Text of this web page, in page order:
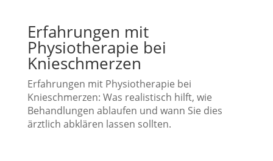
Erfahrungen mit
Physiotherapie bei
Knieschmerzen
Erfahrungen mit Physiotherapie bei
Knieschmerzen: Was realistisch hilft, wie
Behandlungen ablaufen und wann Sie dies
ärztlich abklären lassen sollten.